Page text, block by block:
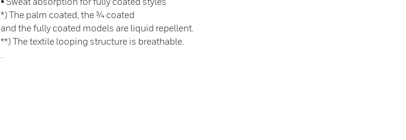
*) The palm coated, the ¾ coated
and the fully coated models are liquid repellent.
**) The textile looping structure is breathable.